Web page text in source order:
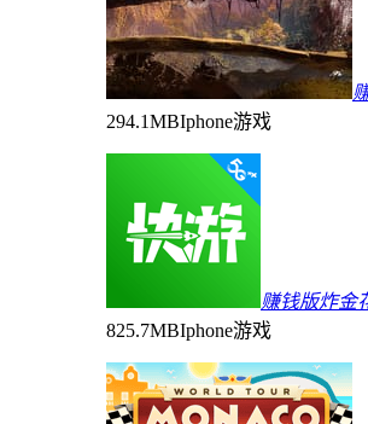
294.1MBIphone游戏
赚钱版炸金
825.7MBIphone游戏